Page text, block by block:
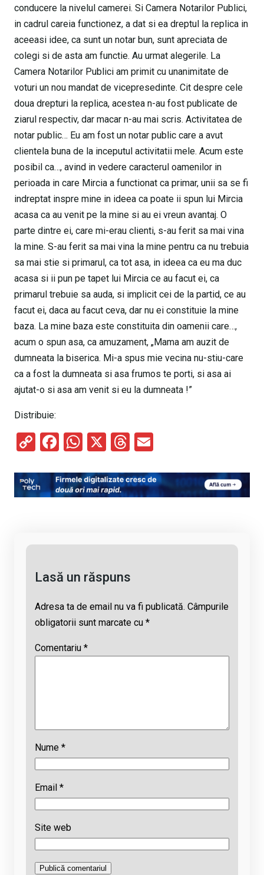
conducere la nivelul camerei. Si Camera Notarilor Publici,
in cadrul careia functionez, a dat si ea dreptul la replica in
aceeasi idee, ca sunt un notar bun, sunt apreciata de
colegi si de asta am functie. Au urmat alegerile. La
Camera Notarilor Publici am primit cu unanimitate de
voturi un nou mandat de vicepresedinte. Cit despre cele
doua drepturi la replica, acestea n-au fost publicate de
ziarul respectiv, dar macar n-au mai scris. Activitatea de
notar public… Eu am fost un notar public care a avut
clientela buna de la inceputul activitatii mele. Acum este
posibil ca…, avind in vedere caracterul oamenilor in
perioada in care Mircia a functionat ca primar, unii sa se fi
indreptat inspre mine in ideea ca poate ii spun lui Mircia
acasa ca au venit pe la mine si au ei vreun avantaj. O
parte dintre ei, care mi-erau clienti, s-au ferit sa mai vina
la mine. S-au ferit sa mai vina la mine pentru ca nu trebuia
sa mai stie si primarul, ca tot asa, in ideea ca eu ma duc
acasa si ii pun pe tapet lui Mircia ce au facut ei, ca
primarul trebuie sa auda, si implicit cei de la partid, ce au
facut ei, daca au facut ceva, dar nu ei constituie la mine
baza. La mine baza este constituita din oamenii care…,
acum o spun asa, ca amuzament, „Mama am auzit de
dumneata la biserica. Mi-a spus mie vecina nu-stiu-care
ca a fost la dumneata si asa frumos te porti, si asa ai
ajutat-o si asa am venit si eu la dumneata !”
Distribuie:
C
py
Li
F
ce
b
W
at
s
X
T
e
a
ail
Lasă un răspuns
Adresa ta de email nu va fi publicată. Câmpurile
obligatorii sunt marcate cu *
Comentariu *
Nume *
Email *
Site web